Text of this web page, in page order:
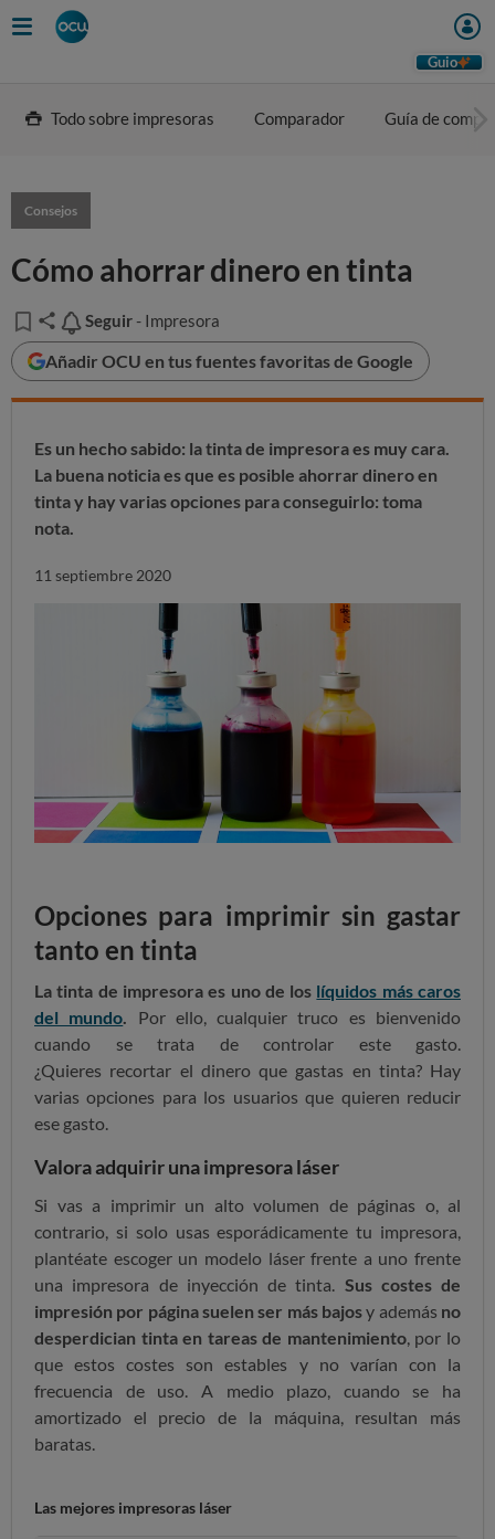
Guio
Todo sobre impresoras Comparador Guía de
Consejos
Cómo ahorrar dinero en tinta
Seguir
Seguir - Impresora
Añadir OCU en tus fuentes favoritas de Google
Es un hecho sabido: la tinta de impresora es muy cara.
La buena noticia es que es posible ahorrar dinero en
tinta y hay varias opciones para conseguirlo: toma
nota.
11 septiembre 2020
Opciones para imprimir sin gastar
tanto en tinta
La tinta de impresora es uno de los líquidos más caros
del mundo
Por ello, cualquier truco es bienvenido
cuando se trata de controlar este gasto.
¿Quieres recortar el dinero que gastas en tinta? Hay
varias opciones para los usuarios que quieren reducir
ese gasto.
Valora adquirir una impresora láser
Si vas a imprimir un alto volumen de páginas o, al
contrario, si solo usas esporádicamente tu impresora,
plantéate escoger un modelo láser frente a uno frente
una impresora de inyección de tinta. Sus costes de
impresión por página suelen ser más bajosy además no
desperdician tinta en tareas de mantenimiento, por lo
que estos costes son estables y no varían con la
frecuencia de uso. A medio plazo, cuando se ha
amortizado el precio de la máquina, resultan más
baratas.
Las mejores impresoras láser